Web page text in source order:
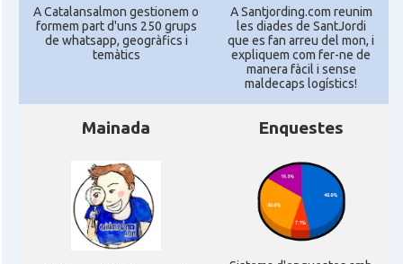
A Catalansalmon gestionem o
formem part d'uns 250 grups
de whatsapp, geogràfics i
temàtics
A Santjording.com reunim
les diades de SantJordi
que es fan arreu del mon, i
expliquem com fer-ne de
manera fàcil i sense
maldecaps logí­stics!
Mainada Enquestes